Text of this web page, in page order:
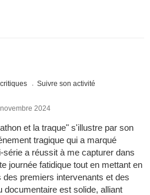
Suivre son activité
2024
et la traque" s'illustre par son
tragique qui a marqué
a réussit à me capturer dans
journée fatidique tout en mettant en
premiers intervenants et des
documentaire est solide, alliant